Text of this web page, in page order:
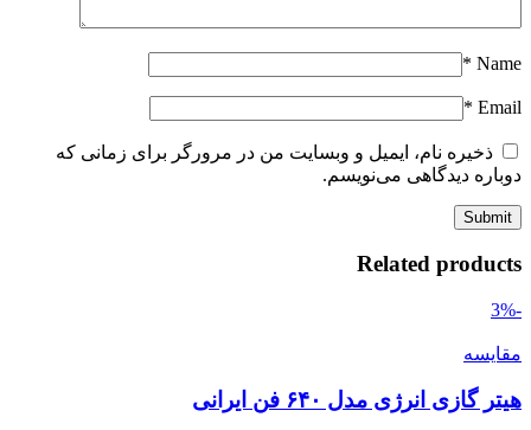
Name
*
Email
*
ذخیره نام، ایمیل و وبسایت من در مرورگر برای زمانی که
دوباره دیدگاهی می‌نویسم.
Related products
-3%
مقايسه
هیتر گازی انرژی مدل ۶۴۰ فن ایرانی